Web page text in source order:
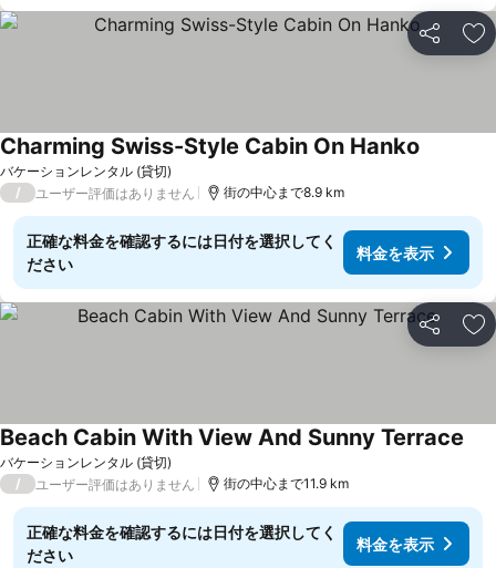
シェア お
バケーションレンタル (貸切)
Charming Swiss-Style Cabin On Hanko
/ ユーザー評価はありません 街の中心まで8.9 km
正確な料金を確認するには日付を選択してく
ださい
料金を表示
シェア お
バケーションレンタル (貸切)
Beach Cabin With View And Sunny Terrace
/ ユーザー評価はありません 街の中心まで11.9 km
正確な料金を確認するには日付を選択してく
ださい
料金を表示